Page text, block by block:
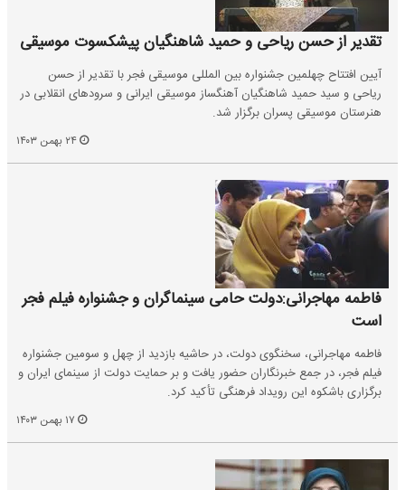
تقدیر از حسن ریاحی و حمید شاهنگیان پیشکسوت موسیقی
آیین افتتاح چهلمین جشنواره بین المللی موسیقی فجر با تقدیر از حسن
ریاحی و سید حمید شاهنگیان آهنگساز موسیقی ایرانی و سرودهای انقلابی در
هنرستان موسیقی پسران برگزار شد.
فاطمه مهاجرانی:دولت حامی سینماگران و جشنواره فیلم فجر
است
فاطمه مهاجرانی، سخنگوی دولت، در حاشیه بازدید از چهل و سومین جشنواره
فیلم فجر، در جمع خبرنگاران حضور یافت و بر حمایت دولت از سینمای ایران و
برگزاری باشکوه این رویداد فرهنگی تأکید کرد.